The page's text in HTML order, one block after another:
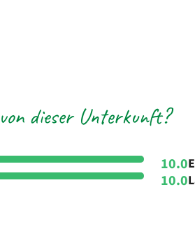
dieser Unterkunft?
10.0
10.0